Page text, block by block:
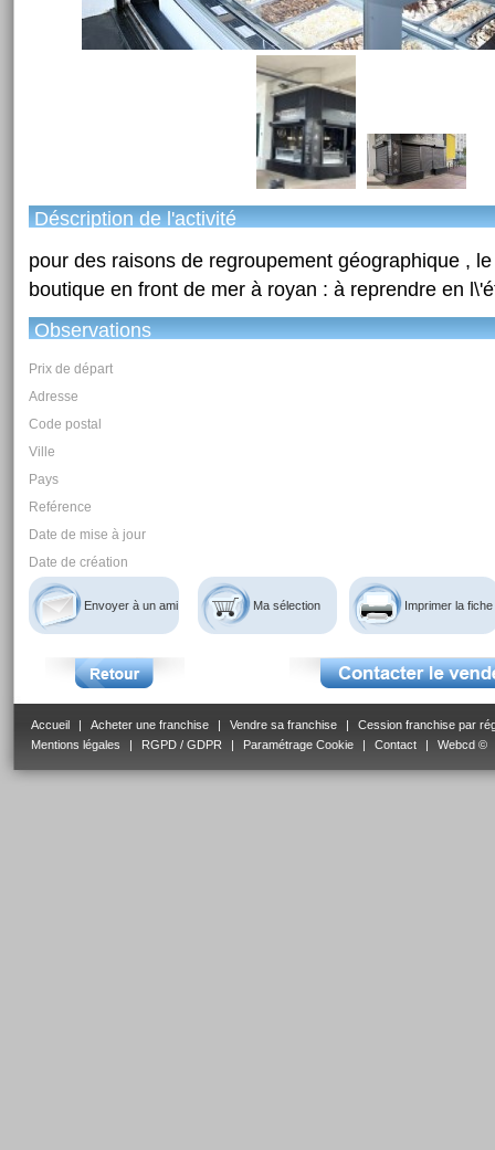
Déscription de l'activité
pour des raisons de regroupement géographique ,
boutique en front de mer à royan : à reprendre en
Observations
Prix de départ
Adresse
Code postal
Ville
Pays
Reférence
Date de mise à jour
Date de création
Envoyer à un ami Ma sélection Imprimer la fiche
Accueil | Acheter une franchise | Vendre sa franchise |
Cession franchise par
Mentions légales
| RGPD / GDPR | Paramétrage Cookie | Contact | Webcd ©